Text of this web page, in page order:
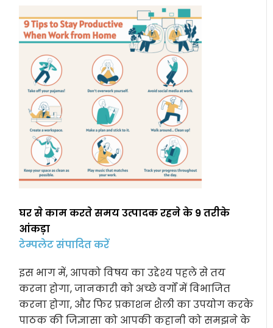
घर से काम करते समय उत्पादक रहने के 9 तरीके
आंकड़ा
टेम्पलेट संपादित करें
इस भाग में, आपको विषय का उद्देश्य पहले से तय
करना होगा, जानकारी को अच्छे वर्गों में विभाजित
करना होगा, और फिर प्रकाशन शैली का उपयोग करके
पाठक की जिज्ञासा को आपकी कहानी को समझने के